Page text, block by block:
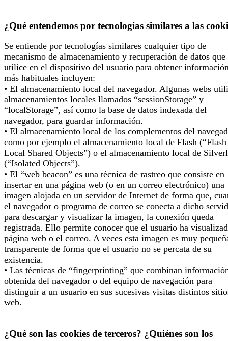
¿Qué entendemos por tecnologías similares a las
Se entiende por tecnologías similares cualquier tipo de
mecanismo de almacenamiento y recuperación de datos que
utilice en el dispositivo del usuario para obtener
más habituales incluyen:
• El almacenamiento local del navegador. Algunas webs
almacenamientos locales llamados “sessionStorage” y
“localStorage”, así como la base de datos indexada del
navegador, para guardar información.
• El almacenamiento local de los complementos del
como por ejemplo el almacenamiento local de Flash (“Flash
Local Shared Objects”) o el almacenamiento local de
(“Isolated Objects”).
• El “web beacon” es una técnica de rastreo que consiste en
insertar en una página web (o en un correo electrónico) una
imagen alojada en un servidor de Internet de forma que,
el navegador o programa de correo se conecta a dicho
para descargar y visualizar la imagen, la conexión queda
registrada. Ello permite conocer que el usuario ha
página web o el correo. A veces esta imagen es muy
transparente de forma que el usuario no se percata de su
existencia.
• Las técnicas de “fingerprinting” que combinan
obtenida del navegador o del equipo de navegación para
distinguir a un usuario en sus sucesivas visitas distintos
web.
¿Qué son las cookies de terceros? ¿Quiénes son los